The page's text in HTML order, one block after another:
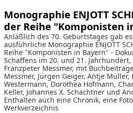
Monographie ENJOTT
der Reihe "Komponisten
Anläßlich des 70. Geburtstages gab
ausführliche Monographie ENJOTT
Reihe "Komponisten in Bayern" -
Schaffens im 20. und 21.
Franzpeter Messmer, mit
Messmer, Jürgen Geiger, Antje Müller,
Westermann, Dorothea Hofmann,
Keller, Johannes X. Schachtner und
Enthalten auch eine Chronik, eine
Werkverzeichnis